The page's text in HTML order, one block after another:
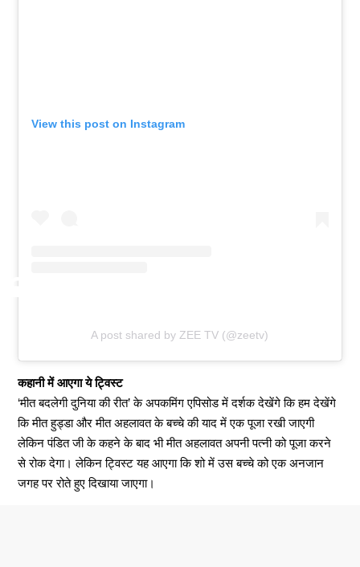
View this post on Instagram
A post shared by ZEE TV (@zeetv)
कहानी में आएगा ये ट्विस्ट
‘मीत बदलेगी दुनिया की रीत’ के अपकमिंग एपिसोड में दर्शक देखेंगे कि हम देखेंगे
कि मीत हुड्डा और मीत अहलावत के बच्चे की याद में एक पूजा रखी जाएगी
लेकिन पंडित जी के कहने के बाद भी मीत अहलावत अपनी पत्नी को पूजा करने
से रोक देगा। लेकिन ट्विस्ट यह आएगा कि शो में उस बच्चे को एक अनजान
जगह पर रोते हुए दिखाया जाएगा।